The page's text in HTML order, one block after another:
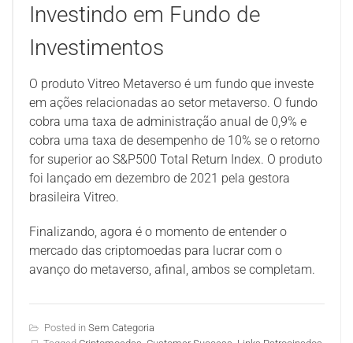
Investindo em Fundo de
Investimentos
O produto Vitreo Metaverso é um fundo que investe
em ações relacionadas ao setor metaverso. O fundo
cobra uma taxa de administração anual de 0,9% e
cobra uma taxa de desempenho de 10% se o retorno
for superior ao S&P500 Total Return Index. O produto
foi lançado em dezembro de 2021 pela gestora
brasileira Vitreo.
Finalizando, agora é o momento de entender o
mercado das criptomoedas para lucrar com o
avanço do metaverso, afinal, ambos se completam.
Posted in Sem Categoria